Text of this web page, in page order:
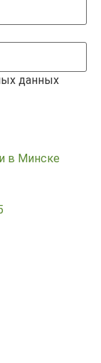
данных
в Минске